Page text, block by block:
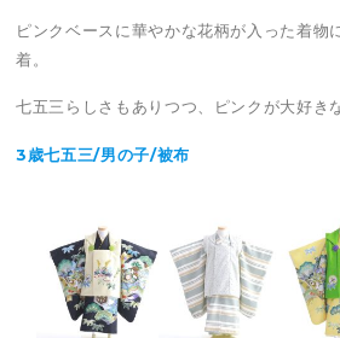
ピンクベースに華やかな花柄が入った着物
着。
七五三らしさもありつつ、ピンクが大好き
3歳七五三/男の子/被布